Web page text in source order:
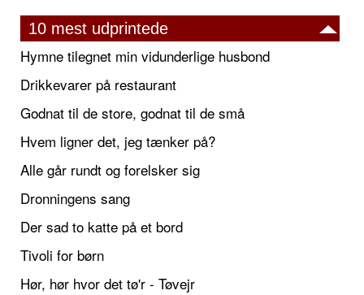
10 mest udprintede
Hymne tilegnet min vidunderlige husbond
Drikkevarer på restaurant
Godnat til de store, godnat til de små
Hvem ligner det, jeg tænker på?
Alle går rundt og forelsker sig
Dronningens sang
Der sad to katte på et bord
Tivoli for børn
Hør, hør hvor det tø'r - Tøvejr